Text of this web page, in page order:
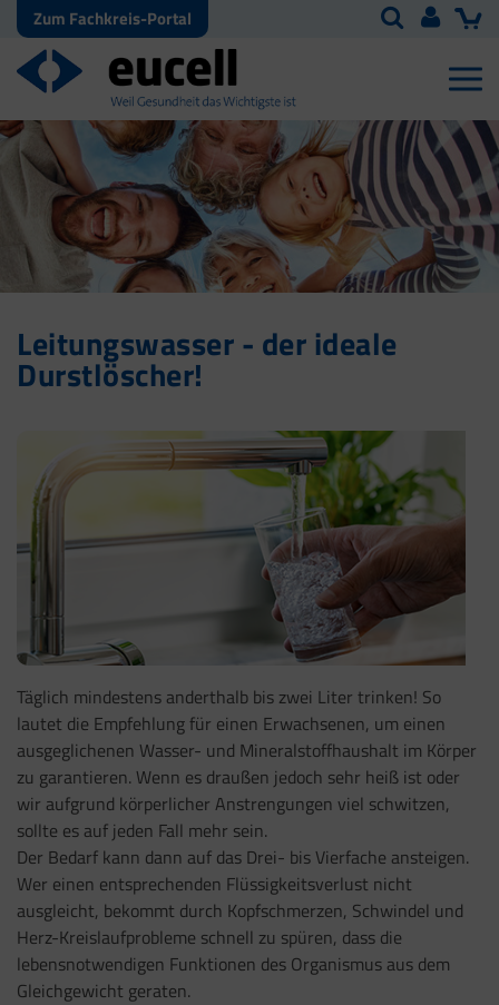
Zum Fachkreis-Portal
Leitungswasser - der ideale
Durstlöscher!
Täglich mindestens anderthalb bis zwei Liter trinken! So
lautet die Empfehlung für einen Erwachsenen, um einen
ausgeglichenen Wasser- und Mineralstoffhaushalt im Körper
zu garantieren. Wenn es draußen jedoch sehr heiß ist oder
wir aufgrund körperlicher Anstrengungen viel schwitzen,
sollte es auf jeden Fall mehr sein.
Der Bedarf kann dann auf das Drei- bis Vierfache ansteigen.
Wer einen entsprechenden Flüssigkeitsverlust nicht
ausgleicht, bekommt durch Kopfschmerzen, Schwindel und
Herz-Kreislaufprobleme schnell zu spüren, dass die
lebensnotwendigen Funktionen des Organismus aus dem
Gleichgewicht geraten.